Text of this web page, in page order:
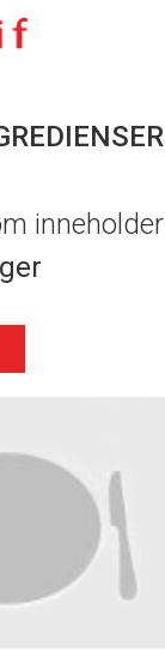
inneholder